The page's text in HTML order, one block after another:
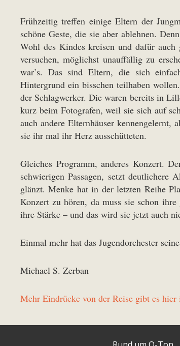
Frühzeitig treffen einige Eltern der
schöne Geste, die sie aber ablehnen.
Wohl des Kindes kreisen und dafür
versuchen, möglichst unauffällig zu
war’s. Das sind Eltern, die sich
Hintergrund ein bisschen teilhaben
der Schlagwerker. Die waren bereits in
kurz beim Fotografen, weil sie sich auf
auch andere Elternhäuser
sie ihr mal ihr Herz ausschütteten.
Gleiches Programm, anderes Konzert.
schwierigen Passagen, setzt deutlichere
glänzt. Menke hat in der letzten Reihe
Konzert zu hören, da muss sie schon
ihre Stärke – und das wird sie jetzt auch
Einmal mehr hat das Jugendorchester
Michael S. Zerban
Mehr Eindrücke von der Reise gibt es